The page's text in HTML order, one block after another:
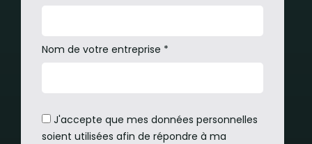
Nom de votre entreprise *
J'accepte que mes données personnelles
soient utilisées afin de répondre à ma